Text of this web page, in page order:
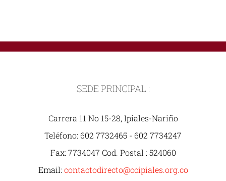
SEDE PRINCIPAL :
Carrera 11 No 15-28, Ipiales-Nariño
Teléfono: 602 7732465 - 602 7734247
Fax: 7734047 Cod. Postal : 524060
Email: contactodirecto@ccipiales.org.co